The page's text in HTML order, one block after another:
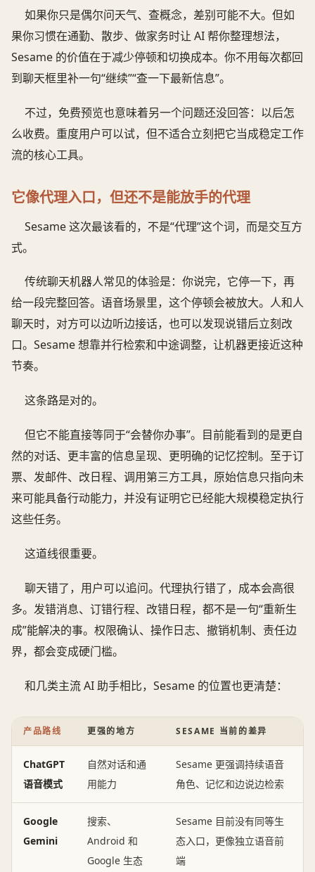
如果你只是偶尔问天气、查概念，差别可能不大。但如
果你习惯在通勤、散步、做家务时让 AI 帮你整理想法，
Sesame 的价值在于减少停顿和切换成本。你不用每次都回
到聊天框里补一句“继续”“查一下最新信息”。
不过，免费预览也意味着另一个问题还没回答：以后怎
么收费。重度用户可以试，但不适合立刻把它当成稳定工作
流的核心工具。
它像代理入口，但还不是能放手的代理
Sesame 这次最该看的，不是“代理”这个词，而是交互方
式。
传统聊天机器人常见的体验是：你说完，它停一下，再
给一段完整回答。语音场景里，这个停顿会被放大。人和人
聊天时，对方可以边听边接话，也可以发现说错后立刻改
口。Sesame 想靠并行检索和中途调整，让机器更接近这种
节奏。
这条路是对的。
但它不能直接等同于“会替你办事”。目前能看到的是更自
然的对话、更丰富的信息呈现、更明确的记忆控制。至于订
票、发邮件、改日程、调用第三方工具，原始信息只指向未
来可能具备行动能力，并没有证明它已经能大规模稳定执行
这些任务。
这道线很重要。
聊天错了，用户可以追问。代理执行错了，成本会高很
多。发错消息、订错行程、改错日程，都不是一句“重新生
成”能解决的事。权限确认、操作日志、撤销机制、责任边
界，都会变成硬门槛。
和几类主流 AI 助手相比，Sesame 的位置也更清楚：
产品路线 更强的地方 SESAME 当前的差异
ChatGPT
语音模式
自然对话和通
用能力
Sesame 更强调持续语音
角色、记忆和边说边检索
Google
Gemini
搜索、
Android 和
Google 生态
Sesame 目前没有同等生
态入口，更像独立语音前
端